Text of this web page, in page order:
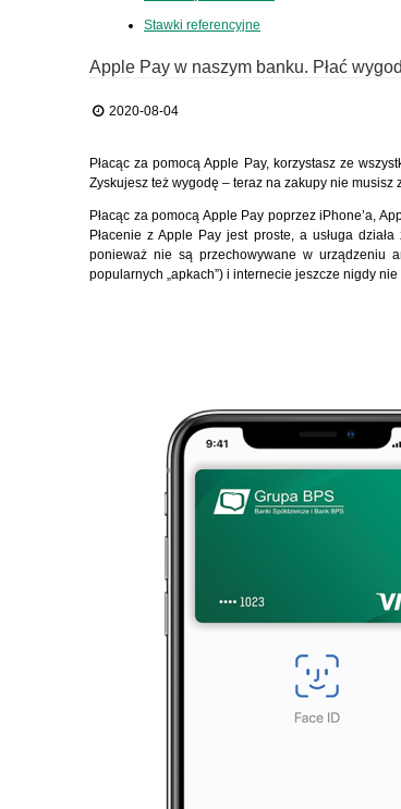
Stawki referencyjne
Apple Pay w naszym banku. Płać
2020-08-04
Płacąc za pomocą Apple Pay, korzystasz ze
Zyskujesz też wygodę – teraz na zakupy nie
Płacąc za pomocą Apple Pay poprzez iPhone’a,
Płacenie z Apple Pay jest proste, a usługa
ponieważ nie są przechowywane w urządzeniu
popularnych „apkach”) i internecie jeszcze nigdy